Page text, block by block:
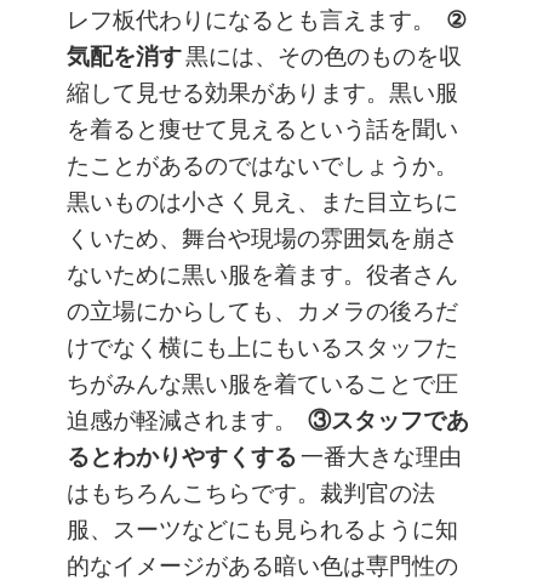
レフ板代わりになるとも言えます。
②
気配を消す黒には、その色のものを収
縮して見せる効果があります。黒い服
を着ると痩せて見えるという話を聞い
たことがあるのではないでしょうか。
黒いものは小さく見え、また目立ちに
くいため、舞台や現場の雰囲気を崩さ
ないために黒い服を着ます。役者さん
の立場にからしても、カメラの後ろだ
けでなく横にも上にもいるスタッフた
ちがみんな黒い服を着ていることで圧
迫感が軽減されます。
③スタッフであ
るとわかりやすくする一番大きな理由
はもちろんこちらです。裁判官の法
服、スーツなどにも見られるように知
的なイメージがある暗い色は専門性の